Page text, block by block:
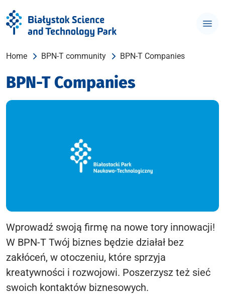
Home BPN-T community BPN-T Companies
BPN-T Companies
Wprowadź swoją firmę na nowe tory innowacji!
W BPN-T Twój biznes będzie działał bez
zakłóceń, w otoczeniu, które sprzyja
kreatywności i rozwojowi. Poszerzysz też sieć
swoich kontaktów biznesowych.